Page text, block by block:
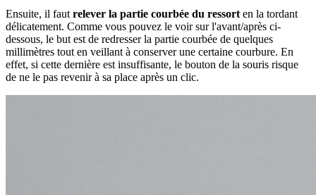
Ensuite, il fautrelever la partie courbée du ressorten la tordant
délicatement. Comme vous pouvez le voir sur l'avant/après ci-
dessous, le but est de redresser la partie courbée de quelques
millimètres tout en veillant à conserver une certaine courbure. En
effet, si cette dernière est insuffisante, le bouton de la souris risque
de ne le pas revenir à sa place après un clic.